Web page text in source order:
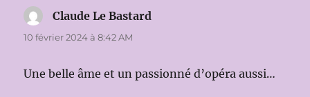
Claude Le Bastard
10 février 2024 à 8:42 AM
Une belle âme et un passionné d’opéra aussi…